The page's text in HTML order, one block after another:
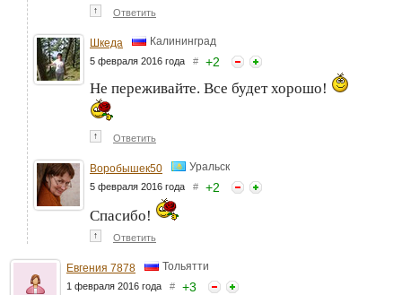
↑ Ответить
Шкеда Калининград
5 февраля 2016 года # +2
Не переживайте. Все будет хорошо!
↑ Ответить
Воробышек50 Уральск
5 февраля 2016 года # +2
Спасибо!
↑ Ответить
Евгения 7878 Тольятти
1 февраля 2016 года # +3